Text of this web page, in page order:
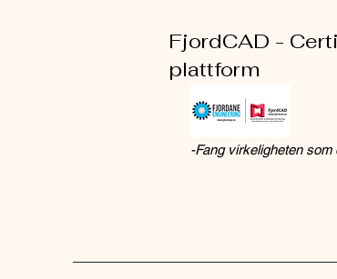
FjordCAD -
plattform
-Fang virkeligheten som